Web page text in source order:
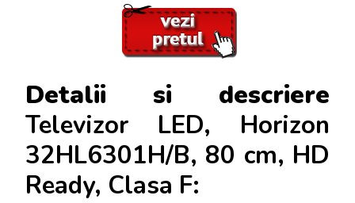
Detalii si descriere
Televizor LED, Horizon
32HL6301H/B, 80 cm, HD
Ready, Clasa F: